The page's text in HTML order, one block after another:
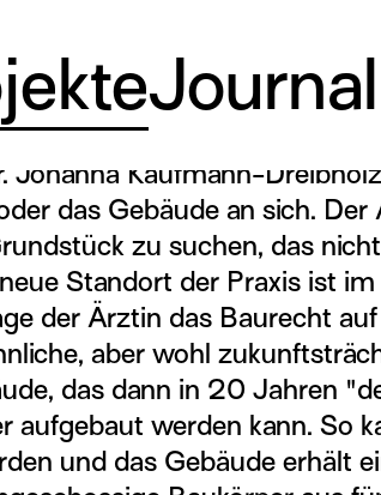
Journal
ihre Ordination im Dornbirner
Johanna Kaufmann-
das Gebäude an sich.
zu suchen, das
Standort der Praxis ist
der Ärztin das Baurecht
aber wohl
das dann in 20 Jahren
aufgebaut werden kann. So
und das Gebäude erhält